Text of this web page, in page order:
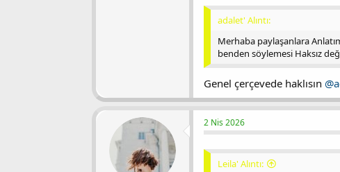
adalet' Alıntı:
Merhaba paylaşanlara
benden söylemesi Haksız
Genel çerçevede haklısın
2 Nis 2026
Leila' Alıntı: